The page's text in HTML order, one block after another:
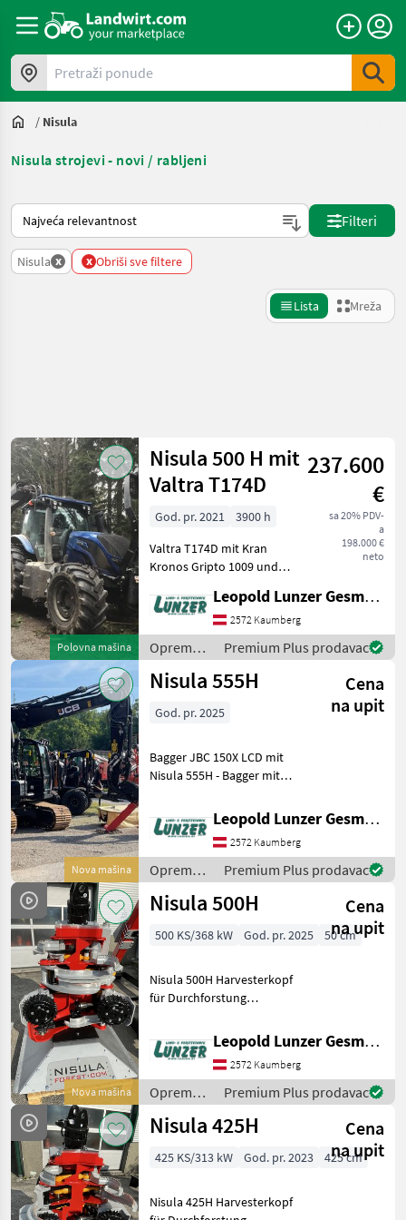
Pretraži ponude
/ Nisula
Nisula strojevi - novi / rabljeni
Način na koji sortira Landwirt.com
Filteri
Nisula x x Obriši sve filtere
Lista Mreža
Kategorija 1 Država Filteri
TRENUTNA
PUTANJA
Nisula
IZABERITE
KATEGORIJU
Šumarstvo
7
MARKETPLACE
Marketplace
Ponude
trgovaca
Resetuj
Prikaži 7
rezultata
Polovna mašina
Nisula 500 H mit
Valtra T174D
237.600
€
sa 20% PDV-
a
198.000 €
neto
God. pr. 2021
3900 h
Valtra T174D mit Kran
Kronos Gripto 1009 und
Valtra T174 D – Baujahr
2021, B-Std. 3900 Allrad,
AKH 38 mm Bolzen A11
automatisch, Kabinenfed
Leopold Lunzer GesmbH
2572 Kaumberg
Oprema
za šumu i
obradu
Nisula
Premium Plus prodavac
Nova mašina
Nisula 555H
Cena
na upit
God. pr. 2025
Bagger JBC 150X LCD mit
Nisula 555H - Bagger mit
Unterwagen mit
Laufwerkslänge 3590 mm
und Breite 2, 6 m mit 600
mm Drei-Steg-
Bodenplatten, 2,
Leopold Lunzer GesmbH
2572 Kaumberg
Oprema
za šumu i
obradu
Nisula
Premium Plus prodavac
Nova mašina
Nisula 500H
Cena
na upit
500 KS/368 kW God. pr. 2025 50 cm
Nisula 500H Harvesterkopf
für Durchforstung
Schnitt bis 500mm
sauberes Entasten bis
430mm Messer 5+1
Gewicht:640kg Öl-Bedarf:
140-180 L
Leopold Lunzer GesmbH
2572 Kaumberg
Oprema
za šumu i
obradu
Nisula
Premium Plus prodavac
Nisula 425H
Cena
na upit
425 KS/313 kW God. pr. 2023 425 cm
Nisula 425H Harvesterkopf